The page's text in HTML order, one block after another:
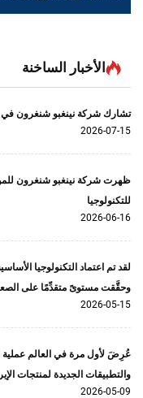
الأخبار الساخنة
تشارك شركة نينغبو شنغرون في
2026-07-15
ظهرت شركة نينغبو شنغرون
للتكنولوجيا
2026-06-16
لقد تم اعتماد التكنولوجيا
وحقَّقت مستوىً متقدِّمًا على
2026-05-15
عُرِضَ لأول مرة في العالم عملية
والتطبيقات الجديدة لمنتجات
2026-05-09